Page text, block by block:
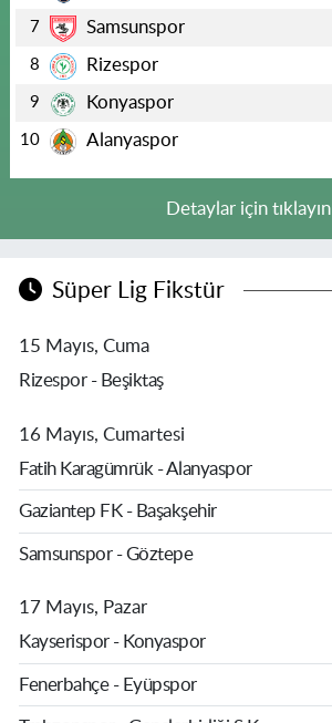
7 Samsunspor
8 Rizespor
9 Konyaspor
10 Alanyaspor
Detaylar için tıklayın
Süper Lig Fikstür
15 Mayıs, Cuma
Rizespor - Beşiktaş
16 Mayıs, Cumartesi
Fatih Karagümrük - Alanyaspor
Gaziantep FK - Başakşehir
Samsunspor - Göztepe
17 Mayıs, Pazar
Kayserispor - Konyaspor
Fenerbahçe - Eyüpspor